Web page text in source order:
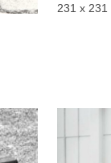
231 x 231